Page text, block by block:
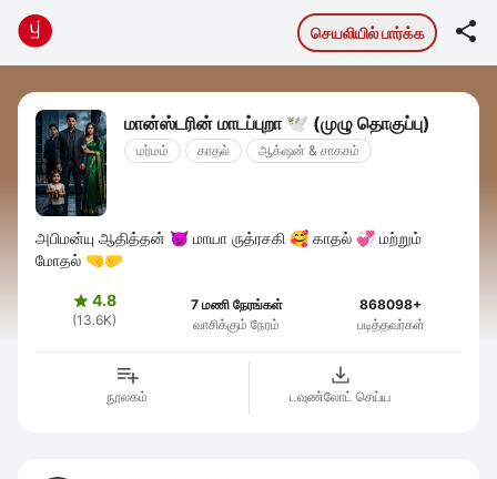
செயலியில் பார்க்க 
மான்ஸ்டரின் மாடப்புறா 🕊️ (முழு தொகுப்பு)
மர்மம் காதல் ஆக்‌ஷன் & சாகசம்
அபிமன்யு ஆதித்தன் 👿 மாயா ருத்ரசகி 🥰 காதல் 💞 மற்றும்
மோதல் 🤜🤛
 4.8
(13.6K)
7 மணி நேரங்கள்
வாசிக்கும் நேரம்
868098+
படித்தவர்கள்
நூலகம் டவுண்லோட் செய்ய